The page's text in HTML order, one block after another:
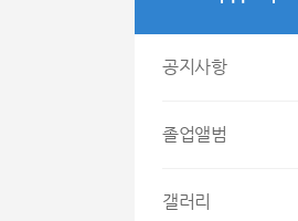
공지사항
졸업앨범
갤러리